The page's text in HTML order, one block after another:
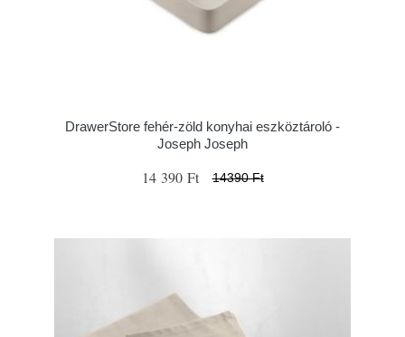
DrawerStore fehér-zöld konyhai eszköztároló -
Joseph Joseph
14 390 Ft 14390 Ft